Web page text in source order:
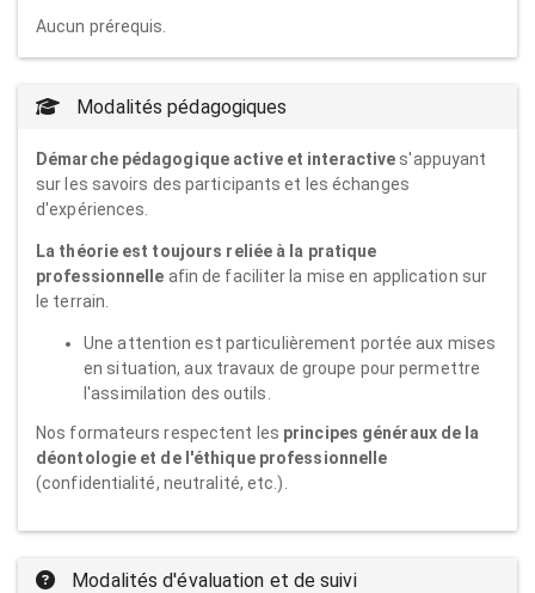
Aucun prérequis.
Modalités pédagogiques
Démarche pédagogique active et interactive s'appuyant
sur les savoirs des participants et les échanges
d'expériences.
La théorie est toujours reliée à la pratique
professionnelle afin de faciliter la mise en application sur
le terrain.
Une attention est particulièrement portée aux mises
en situation, aux travaux de groupe pour permettre
l'assimilation des outils.
Nos formateurs respectent les principes généraux de la
déontologie et de l'éthique professionnelle
(confidentialité, neutralité, etc.).
Modalités d'évaluation et de suivi